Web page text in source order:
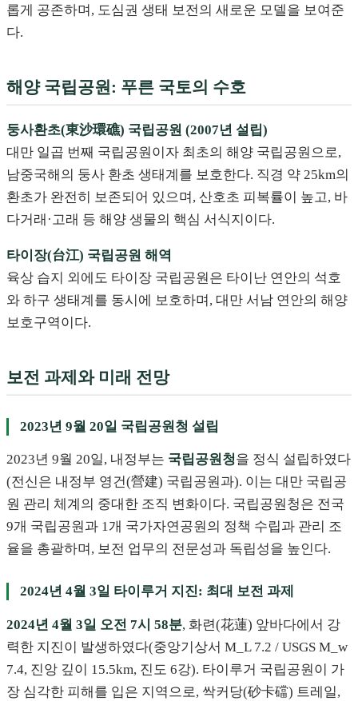
롭게 공존하며, 도심권 생태 보전의 새로운 모델을 보여준
다.
해양 국립공원: 푸른 국토의 수호
둥사환초(東沙環礁) 국립공원 (2007년 설립)
대만 일곱 번째 국립공원이자 최초의 해양 국립공원으로,
남중국해의 둥사 환초 생태계를 보호한다. 직경 약 25km의
환초가 완전히 보존되어 있으며, 산호초 피복률이 높고, 바
다거래·고래 등 해양 생물의 핵심 서식지이다.
타이장(台江) 국립공원 해역
육상 습지 외에도 타이장 국립공원은 타이난 연안의 석호
와 하구 생태계를 동시에 보호하며, 대만 서남 연안의 해양
보호구역이다.
보전 과제와 미래 전망
2023년 9월 20일 국립공원청 설립
2023년 9월 20일, 내정부는 국립공원청을 정식 설립하였다
(전신은 내정부 영건(營建) 국립공원과). 이는 대만 국립공
원 관리 체계의 중대한 조직 변화이다. 국립공원청은 전국
9개 국립공원과 1개 국가자연공원의 정책 수립과 관리 조
율을 총괄하며, 보전 업무의 전문성과 독립성을 높인다.
2024년 4월 3일 타이루거 지진: 최대 보전 과제
2024년 4월 3일 오전 7시 58분, 화련(花蓮) 앞바다에서 강
력한 지진이 발생하였다(중앙기상서 M_L 7.2 / USGS M_w
7.4, 진앙 깊이 15.5km, 진도 6강). 타이루거 국립공원이 가
장 심각한 피해를 입은 지역으로, 싹커당(砂卡礑) 트레일,